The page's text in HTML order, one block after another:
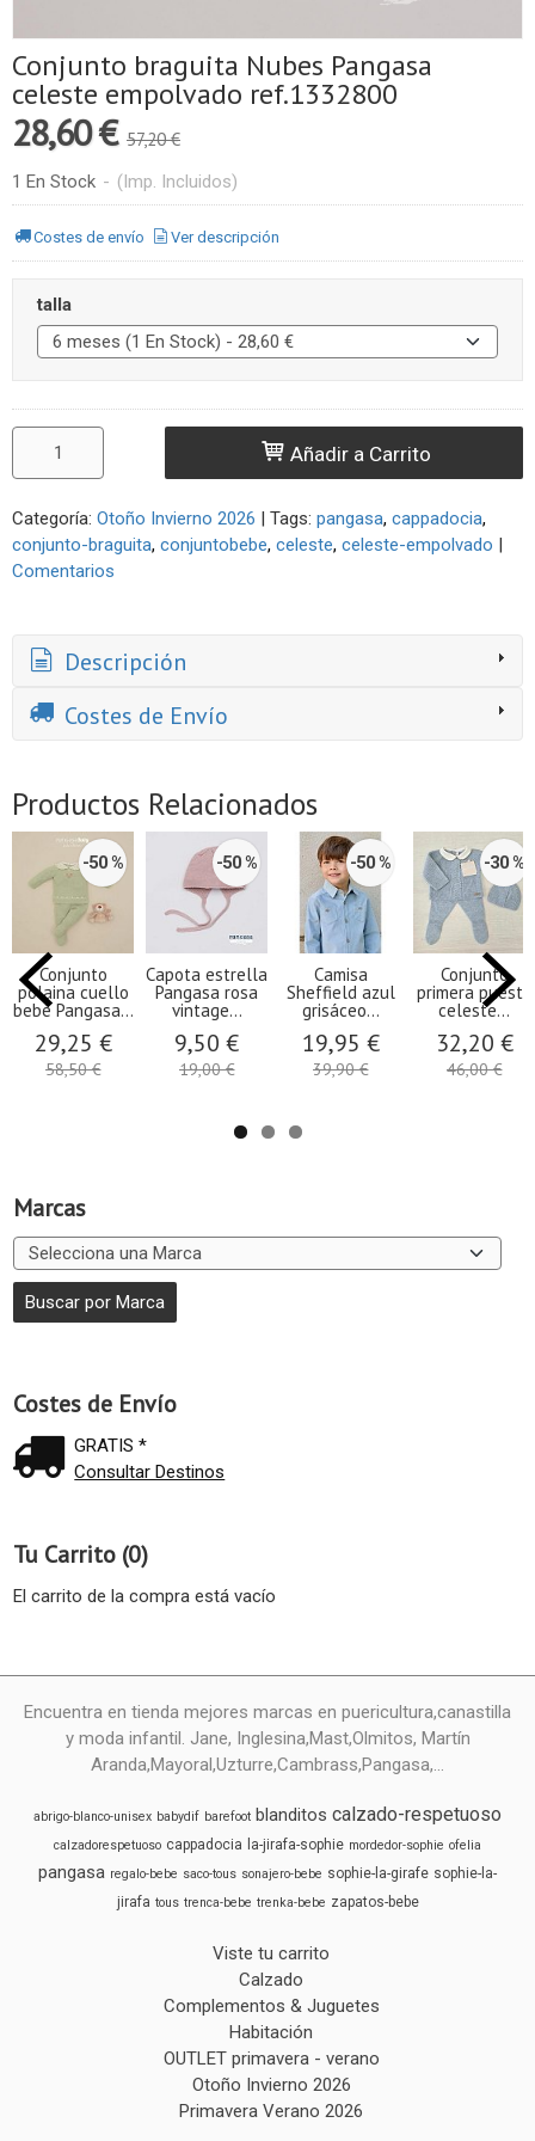
Marcas
Costes de Envío
GRATIS *
Consultar Destinos
Tu Carrito (0)
El carrito de la compra está vacío
Conjunto braguita Nubes Pangasa
celeste empolvado ref.1332800
28,60 € 57,20 €
1 En Stock - (Imp. Incluidos)
Costes de envío Ver descripción
talla
Añadir a Carrito
Categoría: Otoño Invierno 2026 | Tags: pangasa cappadocia
conjunto-braguita conjuntobebe celeste celeste-empolvado |
Comentarios
Descripción
Costes de Envío
Productos Relacionados
-50 %
Conjunto
polaina cuello
bebé Pangasa...
29,25 €
58,50 €
-50 %
Capota estrella
Pangasa rosa
vintage...
9,50 €
19,00 €
-50 %
Camisa
Sheffield azul
grisáceo...
19,95 €
39,90 €
-30 %
Conjunto
primera puesta
celeste...
32,20 €
46,00 €
Encuentra en tienda mejores marcas en puericultura,canastilla
y moda infantil. Jane, Inglesina,Mast,Olmitos, Martín
Aranda,Mayoral,Uzturre,Cambrass,Pangasa,...
abrigo-blanco-unisex babydif barefoot blanditos calzado-respetuoso
calzadorespetuoso cappadocia la-jirafa-sophie mordedor-sophie ofelia
pangasa regalo-bebe saco-tous sonajero-bebe sophie-la-girafe sophie-la-
jirafa tous trenca-bebe trenka-bebe zapatos-bebe
Viste tu carrito
Calzado
Complementos & Juguetes
Habitación
OUTLET primavera - verano
Otoño Invierno 2026
Primavera Verano 2026